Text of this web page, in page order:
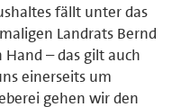
fällt unter das
Landrats Bernd
– das gilt auch
einerseits um
gehen wir den